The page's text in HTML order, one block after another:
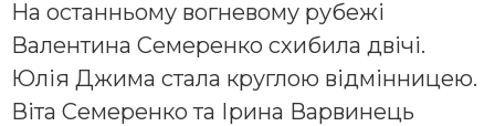
На останньому вогневому рубежі
Валентина Семеренко схибила двічі.
Юлія Джима стала круглою відмінницею.
Віта Семеренко та Ірина Варвинець